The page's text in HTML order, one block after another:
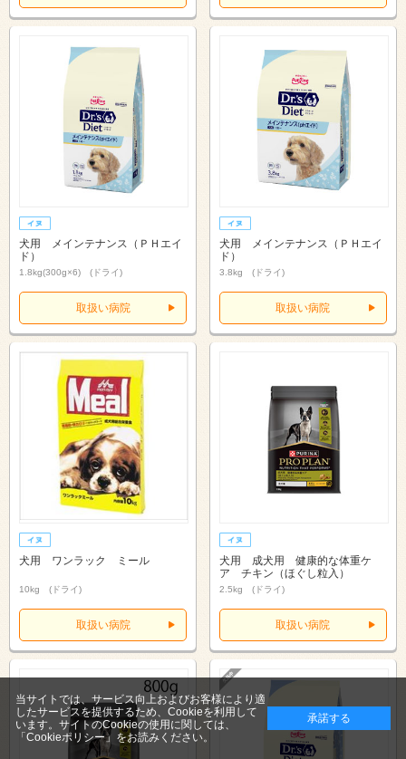
犬用 メインテナンス（ＰＨエイ
ド）
1.8kg(300g×6) (ドライ)
取扱い病院
犬用 メインテナンス（ＰＨエイ
ド）
3.8kg (ドライ)
取扱い病院
犬用 ワンラック ミール
10kg (ドライ)
取扱い病院
犬用 成犬用 健康的な体重ケ
ア チキン（ほぐし粒入）
2.5kg (ドライ)
取扱い病院
当サイトでは、サービス向上およびお客様により適
したサービスを提供するため、Cookieを利用して
います。サイトのCookieの使用に関しては、
「Cookieポリシー」 をお読みください。
承諾する